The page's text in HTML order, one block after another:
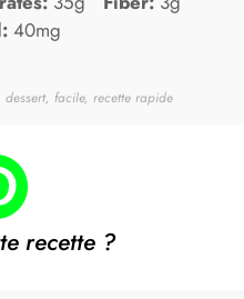
40mg
facile, recette rapide
recette ?